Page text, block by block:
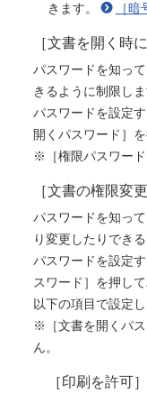
きます。
［
［文書を開く時
パスワードを知っ
きるように制限しま
パスワードを設定
開くパスワード］
※［権限パスワード
［文書の権限変
パスワードを知っ
り変更したりでき
パスワードを設定
スワード］を押し
以下の項目で設定し
※［文書を開くパ
ん。
［印刷を許可］